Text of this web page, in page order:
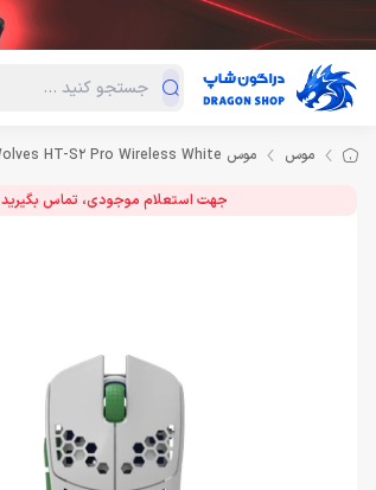
دسته‌بندی محصولات فروش ویژه
موس موس Wraith G-Wolves HT-S2 Pro Wireless White
جهت استعلام موجودی، تماس بگیرید